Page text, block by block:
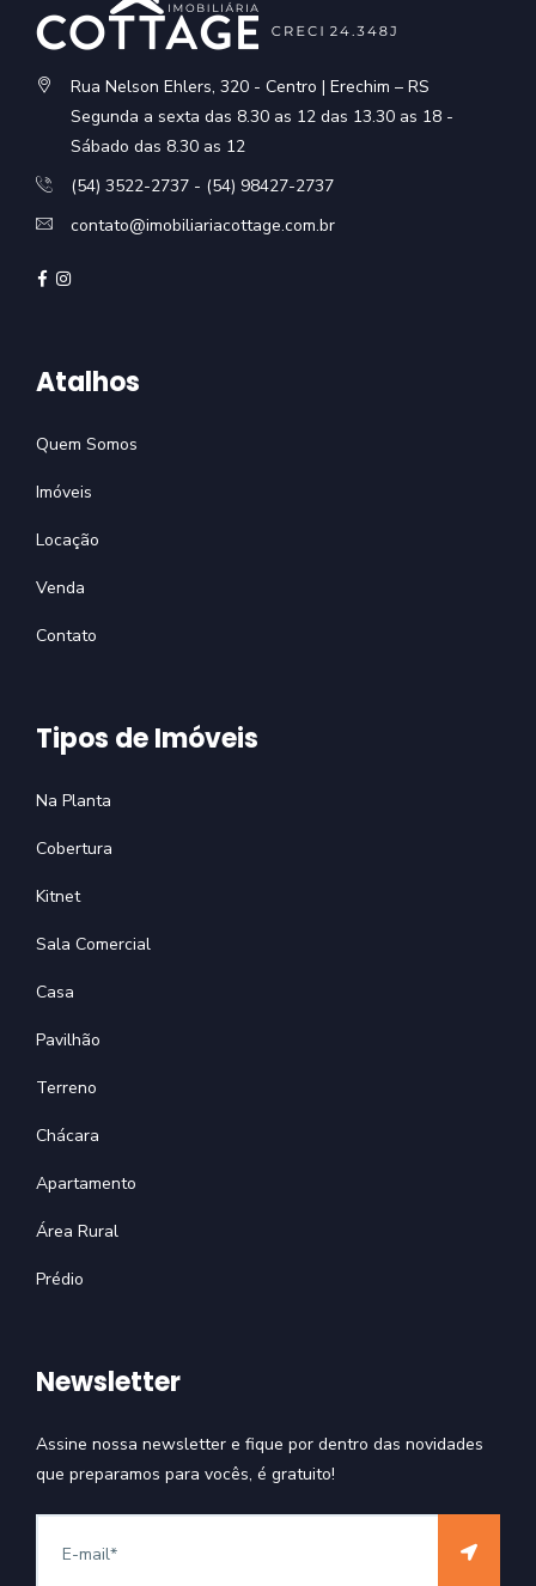
Rua Nelson Ehlers, 320 - Centro | Erechim – RS
Segunda a sexta das 8.30 as 12 das 13.30 as 18 -
Sábado das 8.30 as 12
(54) 3522-2737 - (54) 98427-2737
contato@imobiliariacottage.com.br
Atalhos
Quem Somos
Imóveis
Locação
Venda
Contato
Tipos de Imóveis
Na Planta
Cobertura
Kitnet
Sala Comercial
Casa
Pavilhão
Terreno
Chácara
Apartamento
Área Rural
Prédio
Newsletter
Assine nossa newsletter e fique por dentro das novidades
que preparamos para vocês, é gratuito!